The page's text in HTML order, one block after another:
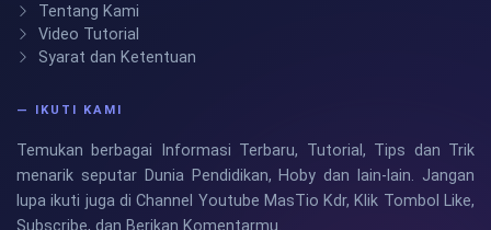
Tentang Kami
Video Tutorial
Syarat dan Ketentuan
— IKUTI KAMI
Temukan berbagai Informasi Terbaru, Tutorial, Tips dan Trik
menarik seputar Dunia Pendidikan, Hoby dan lain-lain. Jangan
lupa ikuti juga di Channel Youtube MasTio Kdr, Klik Tombol Like,